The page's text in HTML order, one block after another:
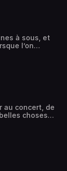
à sous, et
l’on
et
gagnant !
pour plus
au concert, de
choses
par